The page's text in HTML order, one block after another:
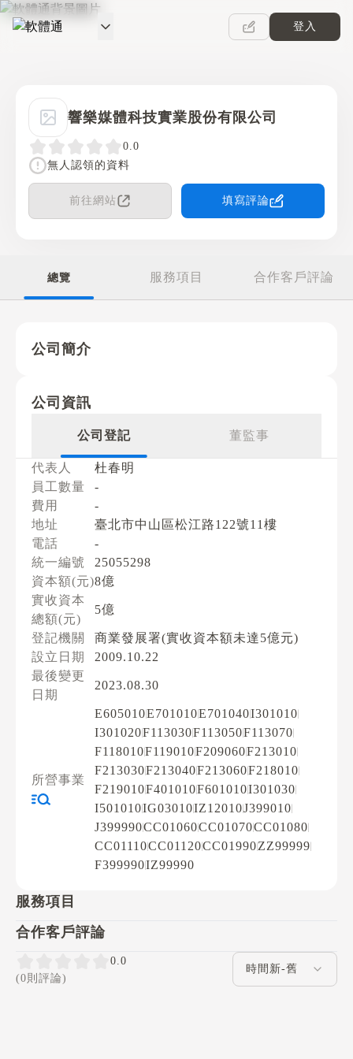
軟體通
登入
響樂媒體科技實業股份有限公司
0.0
無人認領的資料
前往網站 填寫評論
總覽 服務項目 合作客戶評論
公司簡介
公司資訊
公司登記 董監事
代表人
杜春明
員工數量
-
費用
-
地址
臺北市中山區松江路122號11樓
電話
-
統一編號
25055298
資本額(元)8億
實收資本
總額(元)
5億
登記機關
商業發展署(實收資本額未達5億元)
設立日期
2009.10.22
最後變更
日期
2023.08.30
所營事業
E605010E701010E701040I301010
I301020F113030F113050F113070
F118010F119010F209060F213010
F213030F213040F213060F218010
F219010F401010F601010I301030
I501010IG03010IZ12010J399010
J399990CC01060CC01070CC01080
CC01110CC01120CC01990ZZ99999
F399990IZ99990
服務項目
合作客戶評論
0.0
(0則評論)
評論排序